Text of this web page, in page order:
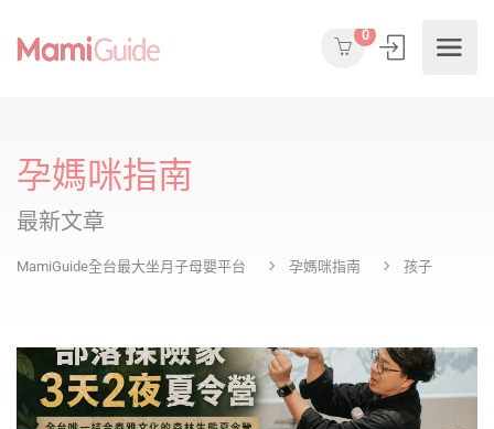
0
孕媽咪指南
最新文章
MamiGuide全台最大坐月子母嬰平台 孕媽咪指南 孩子